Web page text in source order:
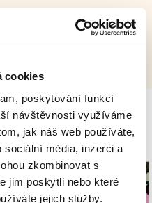
cookies
poskytování funkcí
návštěvnosti využíváme
jak náš web používáte,
média, inzerci a
zkombinovat s
jim poskytli nebo které
jejich služby.